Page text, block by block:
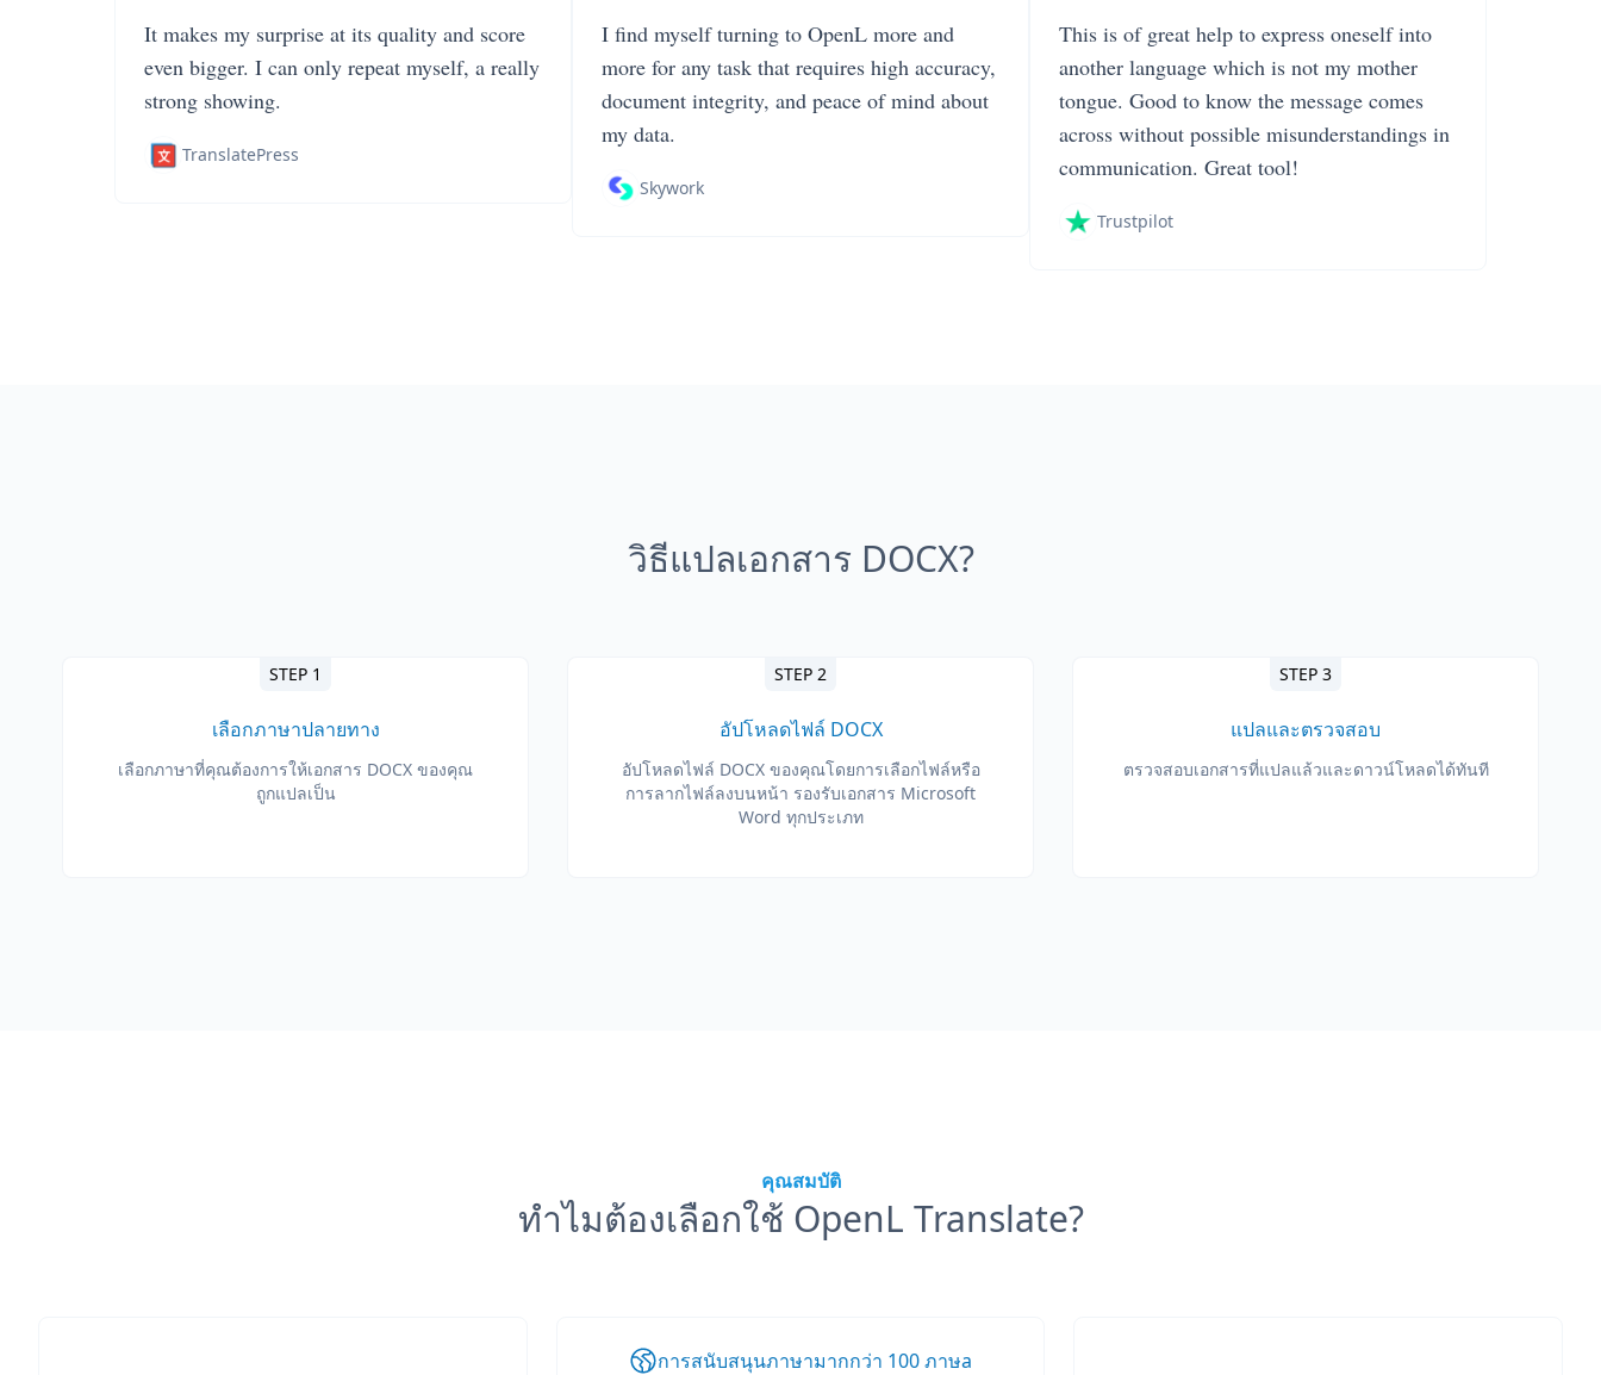
It makes my surprise at its quality and score
even bigger. I can only repeat myself, a really
strong showing.
TranslatePress
I find myself turning to OpenL more and
more for any task that requires high accuracy,
document integrity, and peace of mind about
my data.
Skywork
This is of great help to express oneself into
another language which is not my mother
tongue. Good to know the message comes
across without possible misunderstandings in
communication. Great tool!
Trustpilot
วิธีแปลเอกสาร DOCX?
STEP 1
เลือกภาษาปลายทาง
เลือกภาษาที่คุณต้องการให้เอกสาร DOCX ของคุณ
ถูกแปลเป็น
STEP 2
อัปโหลดไฟล์ DOCX
อัปโหลดไฟล์ DOCX ของคุณโดยการเลือกไฟล์หรือ
การลากไฟล์ลงบนหน้า รองรับเอกสาร Microsoft
Word ทุกประเภท
STEP 3
แปลและตรวจสอบ
ตรวจสอบเอกสารที่แปลแล้วและดาวน์โหลดได้ทันที
คุณสมบัติ
ทำไมต้องเลือกใช้ OpenL Translate?
การสนับสนุนภาษามากกว่า 100 ภาษа